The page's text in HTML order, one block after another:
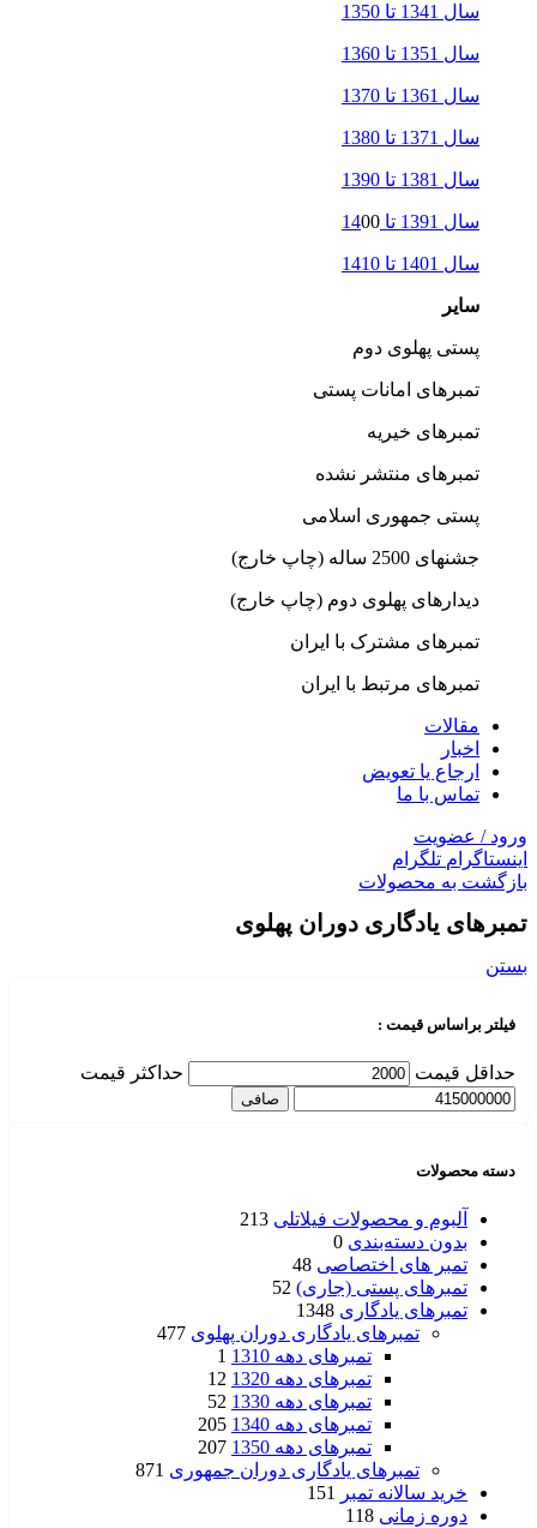
سال 1341 تا 1350
سال 1351 تا 1360
سال 1361 تا 1370
سال 1371 تا 1380
سال 1381 تا 1390
سال 1391 تا 14 00
سال 1401 تا 1410
سایر
پستی پهلوی دوم
تمبرهای امانات پستی
تمبرهای خیریه
تمبرهای منتشر نشده
پستی جمهوری اسلامی
جشنهای 2500 ساله (چاپ خارج)
دیدارهای پهلوی دوم (چاپ خارج)
تمبرهای مشترک با ایران
تمبرهای مرتبط با ایران
مقالات
اخبار
ارجاع یا تعویض
تماس با ما
ورود / عضویت
اینستاگرام تلگرام
بازگشت به محصولات
تمبرهای یادگاری دوران پهلوی
بستن
فیلتر براساس قیمت :
حداقل قیمت حداكثر قيمت
صافی
دسته محصولات
آلبوم و محصولات فیلاتلی 213
بدون دسته‌بندی 0
تمبر های اختصاصی 48
تمبرهای پستی (جاری) 52
تمبرهای یادگاری 1348
تمبرهای یادگاری دوران پهلوی 477
تمبرهای دهه 1310
1
تمبرهای دهه 1320
12
تمبرهای دهه 1330
52
تمبرهای دهه 1340
205
تمبرهای دهه 1350
207
تمبرهای یادگاری دوران جمهوری 871
خرید سالانه تمبر 151
دوره زمانی 118